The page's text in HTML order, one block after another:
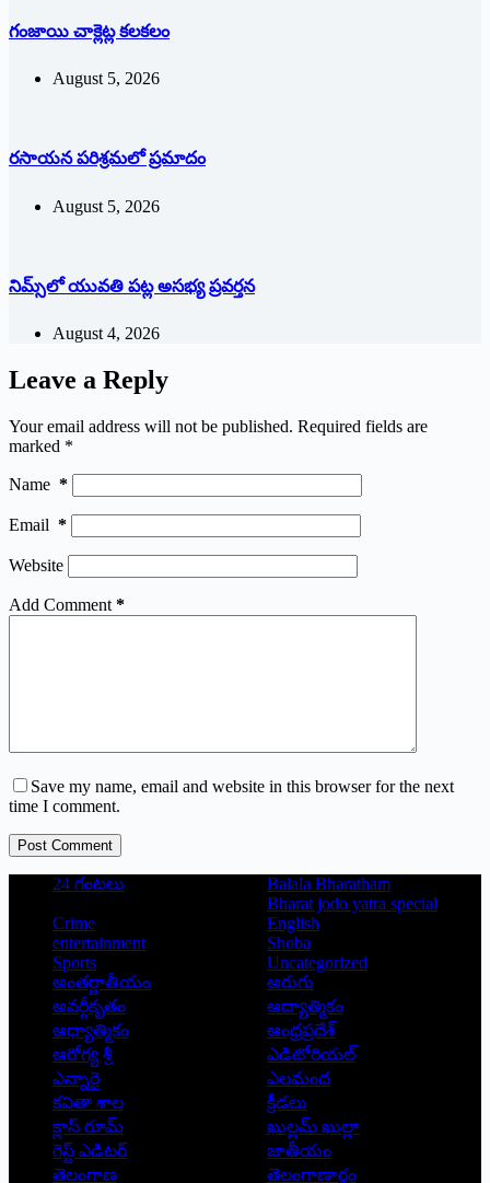
గంజాయి చాక్లెట్ల కలకలం
August 5, 2026
రసాయన పరిశ్రమలో ప్రమాదం
August 5, 2026
నిమ్స్‌లో యువతి పట్ల అసభ్య ప్రవర్తన
August 4, 2026
Leave a Reply
Your email address will not be published. Required fields are
marked *
Name *
Email *
Website
Add Comment *
Save my name, email and website in this browser for the next
time I comment.
Post Comment
24 గంటలు
Balala Bharatham
Bharat jodo yatra special
Crime
English
entertainment
Shoba
Sports
Uncategorized
అంతర్జాతీయం
అరుగు
అవర్గీకృతం
ఆద్యాత్మికం
ఆధ్యాత్మికం
ఆంధ్రప్రదేశ్
ఆరోగ్య శ్రీ
ఎడిటోరియల్
ఎన్నారై
ఎలమంద
కవితా శాల
క్రీడలు
క్లాస్ రూమ్
ఖుల్లమ్ ఖుల్లా
గెస్ట్ ఎడిటర్
జాతీయం
తెలంగాణ
తెలంగాణార్థం